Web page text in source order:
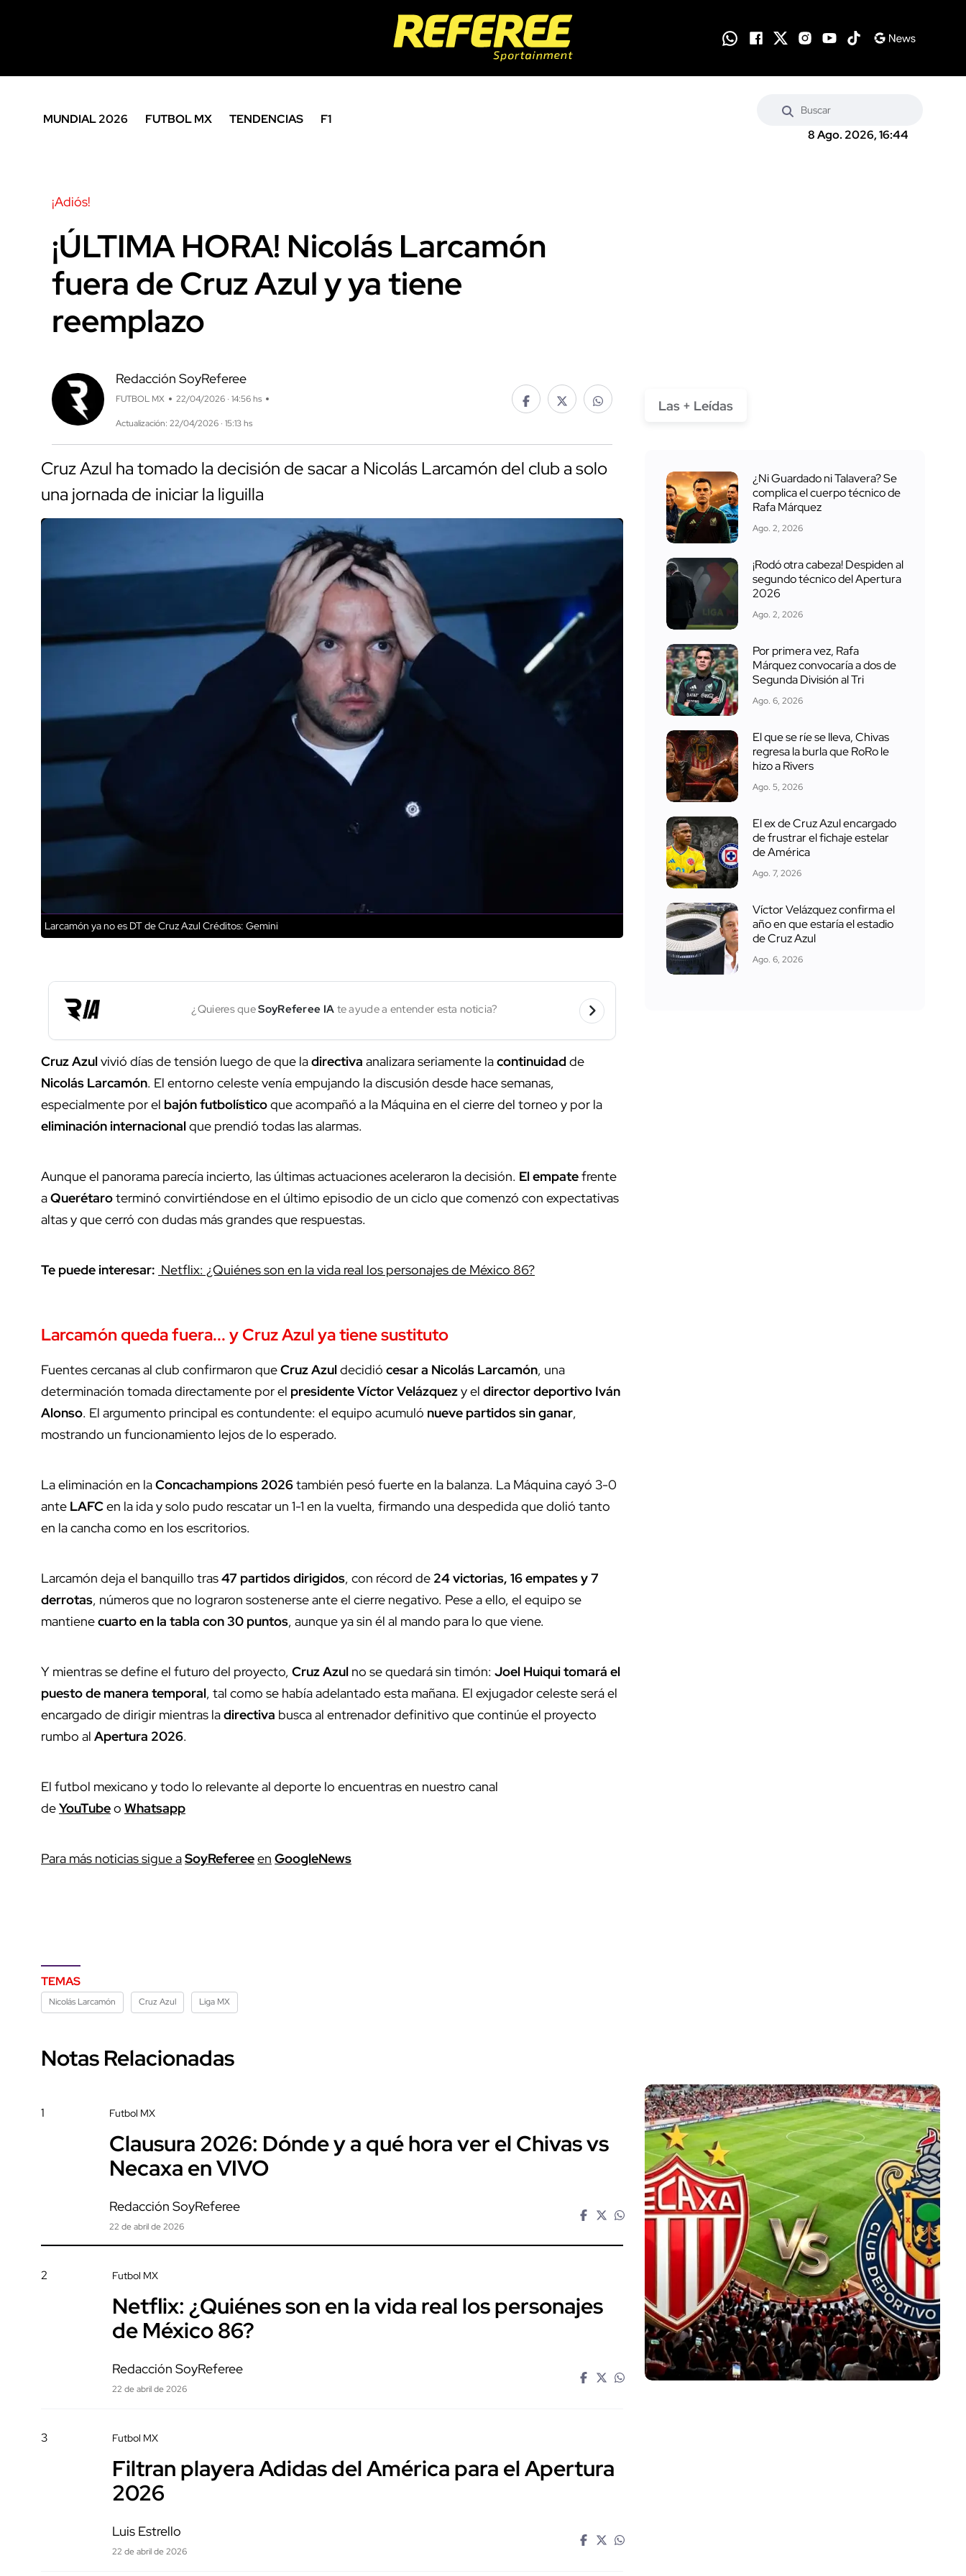
MUNDIAL 2026 FUTBOL MX TENDENCIAS
F1
8 Ago. 2026, 16:44
¡Adiós!
¡ÚLTIMA HORA! Nicolás Larcamón
fuera de Cruz Azul y ya tiene
reemplazo
Redacción SoyReferee
FUTBOL MX 22/04/2026 · 14:56 hs
Actualización: 22/04/2026 · 15:13 hs
Cruz Azul ha tomado la decisión de sacar a Nicolás Larcamón del club a solo
una jornada de iniciar la liguilla
Larcamón ya no es DT de Cruz Azul Créditos: Gemini
¿Quieres queSoyReferee IA te ayude a entender esta noticia?
Cruz Azulvivió días de tensión luego de que ladirectiva analizara seriamente lacontinuidadde
Nicolás Larcamón. El entorno celeste venía empujando la discusión desde hace semanas,
especialmente por el bajón futbolísticoque acompañó a la Máquina en el cierre del torneo y por la
eliminación internacionalque prendió todas las alarmas.
Aunque el panorama parecía incierto, las últimas actuaciones aceleraron la decisión. El empatefrente
aQuerétaroterminó convirtiéndose en el último episodio de un ciclo que comenzó con expectativas
altas y que cerró con dudas más grandes que respuestas.
Te puede interesar: Netflix: ¿Quiénes son en la vida real los personajes de México 86?
Larcamón queda fuera... yCruz Azulya tiene sustituto
Fuentes cercanas al club confirmaron queCruz Azuldecidió cesar a Nicolás Larcamón, una
determinación tomada directamente por el presidente Víctor Velázquezy el director deportivo Iván
Alonso. El argumento principal es contundente: el equipo acumuló nueve partidos sin ganar,
mostrando un funcionamiento lejos de lo esperado.
La eliminación en laConcachampions 2026también pesó fuerte en la balanza. La Máquina cayó 3-0
ante LAFCen la ida y solo pudo rescatar un 1-1 en la vuelta, firmando una despedida que dolió tanto
en la cancha como en los escritorios.
Larcamón deja el banquillo tras47 partidos dirigidos, con récord de 24 victorias, 16 empates y 7
derrotas, números que no lograron sostenerse ante el cierre negativo. Pese a ello, el equipo se
mantienecuarto en la tabla con 30 puntos, aunque ya sin él al mando para lo que viene.
Y mientras se define el futuro del proyecto, Cruz Azul no se quedará sin timón: Joel Huiqui tomará el
puesto de manera temporal, tal como se había adelantado esta mañana. El exjugador celeste será el
encargado de dirigir mientras ladirectiva busca al entrenador definitivo que continúe el proyecto
rumbo al Apertura 2026.
El futbol mexicano y todo lo relevante al deporte lo encuentras en nuestro canal
deYouTubeo Whatsapp
Para más noticias sigue aSoyRefereeen GoogleNews
TEMAS
Nicolás Larcamón Cruz Azul Liga MX
Notas Relacionadas
1 Futbol MX
Clausura 2026: Dónde y a qué hora ver el Chivas vs
Necaxa en VIVO
Redacción SoyReferee
22 de abril de 2026
2 Futbol MX
Netflix: ¿Quiénes son en la vida real los personajes
de México 86?
Redacción SoyReferee
22 de abril de 2026
3 Futbol MX
Filtran playera Adidas del América para el Apertura
2026
Luis Estrello
22 de abril de 2026
Las + Leídas
¿Ni Guardado ni Talavera? Se
complica el cuerpo técnico de
Rafa Márquez
Ago. 2, 2026
¡Rodó otra cabeza! Despiden al
segundo técnico del Apertura
2026
Ago. 2, 2026
Por primera vez, Rafa
Márquez convocaría a dos de
Segunda División al Tri
Ago. 6, 2026
El que se ríe se lleva, Chivas
regresa la burla que RoRo le
hizo a Rivers
Ago. 5, 2026
El ex de Cruz Azul encargado
de frustrar el fichaje estelar
de América
Ago. 7, 2026
Víctor Velázquez confirma el
año en que estaría el estadio
de Cruz Azul
Ago. 6, 2026